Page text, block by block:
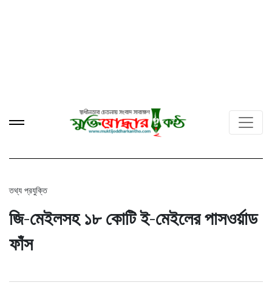
তথ্য প্রযুক্তি
জি-মেইলসহ ১৮ কোটি ই-মেইলের পাসওর্য়াড
ফাঁস